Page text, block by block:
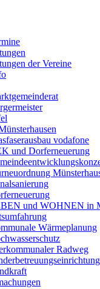
der Vereine
vodafone
und Dorferneuerung
und WOHNEN in
Wärmeplanung
Radweg